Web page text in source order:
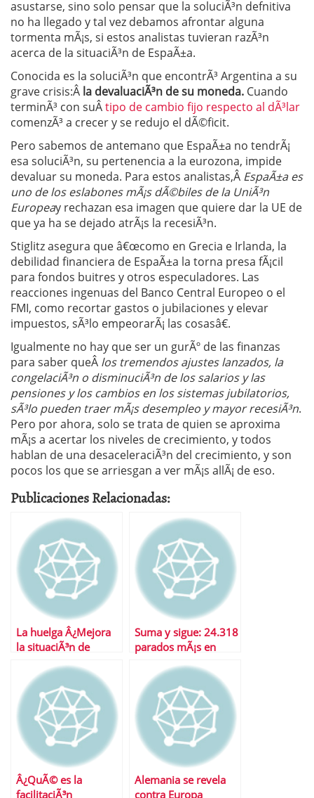
asustarse, sino solo pensar que la soluciÃ³n defnitiva
no ha llegado y tal vez debamos afrontar alguna
tormenta mÃ¡s, si estos analistas tuvieran razÃ³n
acerca de la situaciÃ³n de EspaÃ±a.
Conocida es la soluciÃ³n que encontrÃ³ Argentina a su
grave crisis:Â la devaluaciÃ³n de su moneda. Cuando
terminÃ³ con suÂtipo de cambio fijo respecto al dÃ³lar
comenzÃ³ a crecer y se redujo el dÃ©ficit.
Pero sabemos de antemano que EspaÃ±a no tendrÃ¡
esa soluciÃ³n, su pertenencia a la eurozona, impide
devaluar su moneda. Para estos analistas,Â EspaÃ±a es
uno de los eslabones mÃ¡s dÃ©biles de la UniÃ³n
Europeay rechazan esa imagen que quiere dar la UE de
que ya ha se dejado atrÃ¡s la recesiÃ³n.
Stiglitz asegura que â€œcomo en Grecia e Irlanda, la
debilidad financiera de EspaÃ±a la torna presa fÃ¡cil
para fondos buitres y otros especuladores. Las
reacciones ingenuas del Banco Central Europeo o el
FMI, como recortar gastos o jubilaciones y elevar
impuestos, sÃ³lo empeorarÃ¡ las cosasâ€.
Igualmente no hay que ser un gurÃº de las finanzas
para saber queÂ los tremendos ajustes lanzados, la
congelaciÃ³n o disminuciÃ³n de los salarios y las
pensiones y los cambios en los sistemas jubilatorios,
sÃ³lo pueden traer mÃ¡s desempleo y mayor recesiÃ³n.
Pero por ahora, solo se trata de quien se aproxima
mÃ¡s a acertar los niveles de crecimiento, y todos
hablan de una desaceleraciÃ³n del crecimiento, y son
pocos los que se arriesgan a ver mÃ¡s allÃ¡ de eso.
Publicaciones Relacionadas:
La huelga Â¿Mejora
la situaciÃ³n de
Suma y sigue: 24.318
parados mÃ¡s en
Â¿QuÃ© es la
facilitaciÃ³n
Alemania se revela
contra Europa